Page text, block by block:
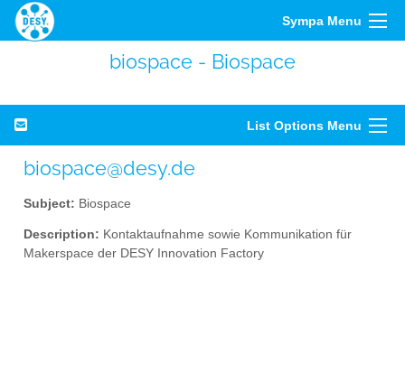
Sympa Menu
biospace - Biospace
List Options Menu
biospace@desy.de
Subject: Biospace
Description: Kontaktaufnahme sowie Kommunikation für
Makerspace der DESY Innovation Factory